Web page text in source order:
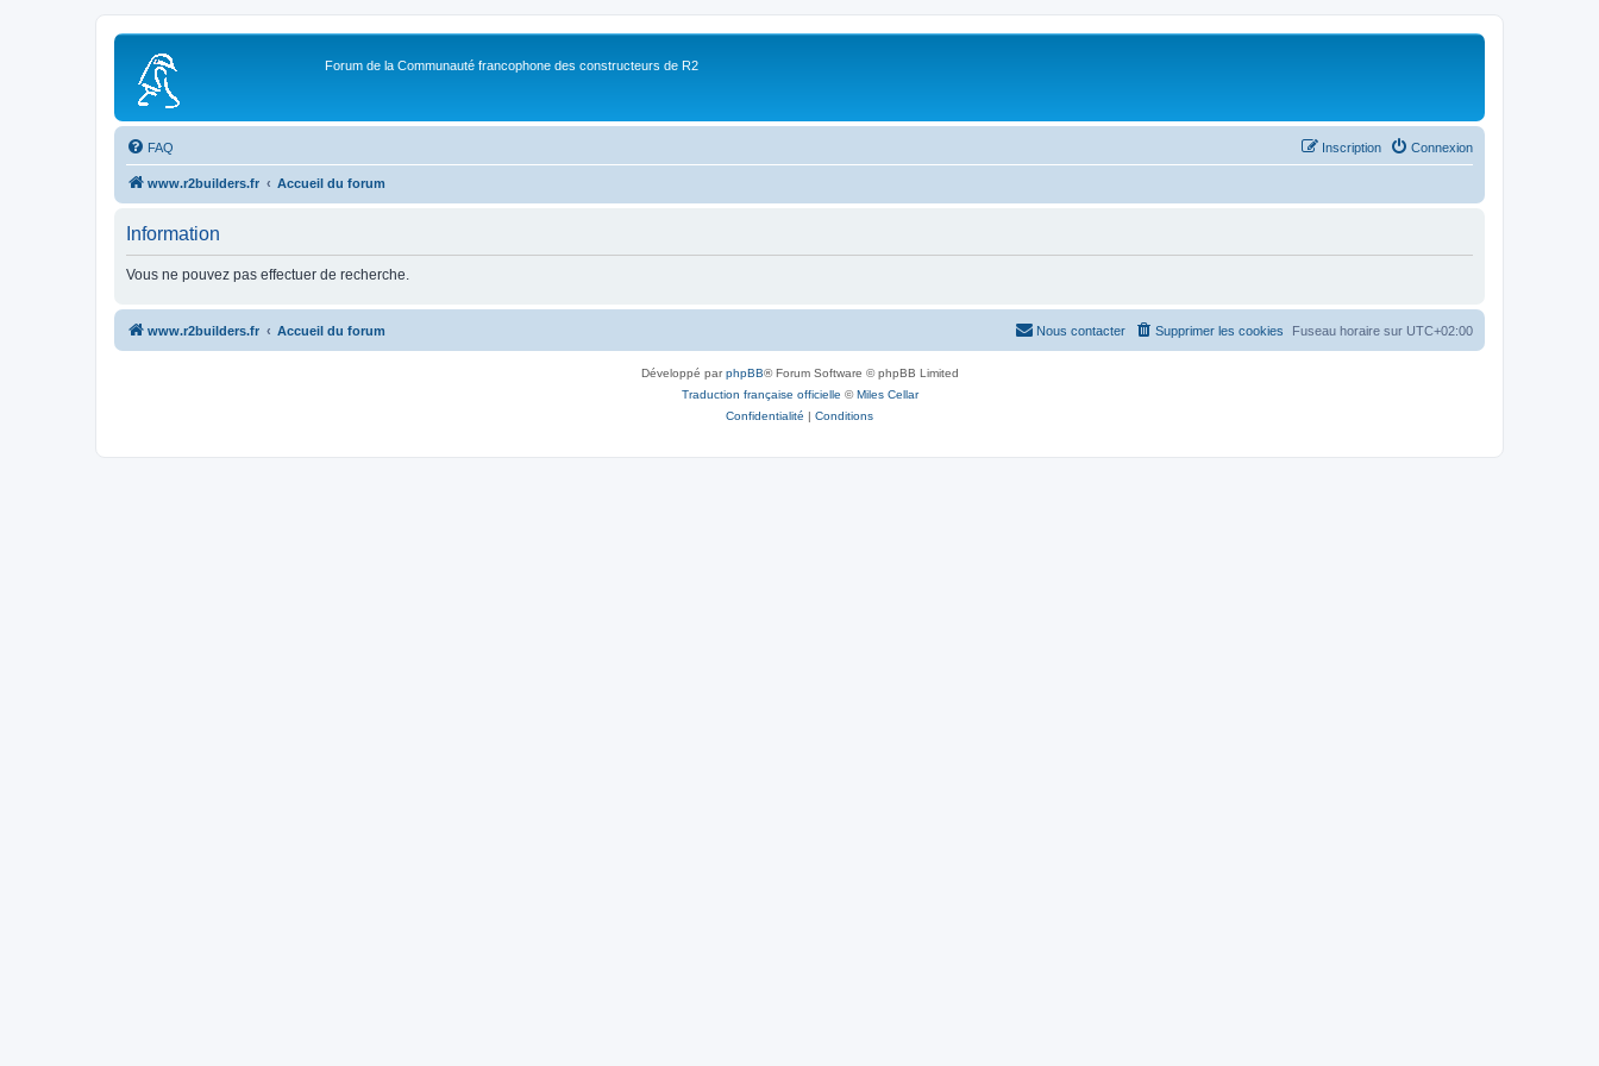
Forum de la Communauté francophone des constructeurs de R2
FAQ Connexion
Inscription
www.r2builders.fr Accueil du forum
Information
Vous ne pouvez pas effectuer de recherche.
www.r2builders.fr Accueil du forum Fuseau horaire sur UTC+02:00
Supprimer les cookies
Nous contacter
Développé parphpBB® Forum Software © phpBB Limited
Traduction française officielle ©Miles Cellar
Confidentialité | Conditions